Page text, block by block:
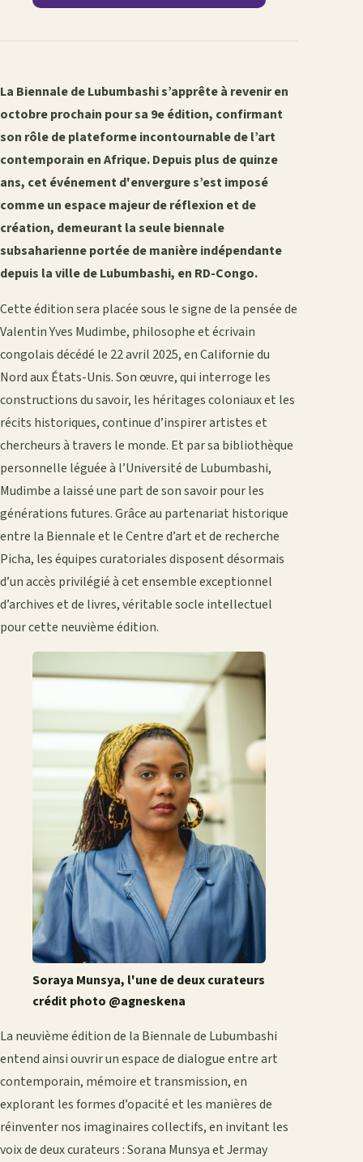
La Biennale de Lubumbashi s’apprête à revenir en
octobre prochain pour sa 9e édition, confirmant
son rôle de plateforme incontournable de l’art
contemporain en Afrique. Depuis plus de quinze
ans, cet événement d'envergure s’est imposé
comme un espace majeur de réflexion et de
création, demeurant la seule biennale
subsaharienne portée de manière indépendante
depuis la ville de Lubumbashi, en RD-Congo.
Cette édition sera placée sous le signe de la pensée de
Valentin Yves Mudimbe, philosophe et écrivain
congolais décédé le 22 avril 2025, en Californie du
Nord aux États-Unis. Son œuvre, qui interroge les
constructions du savoir, les héritages coloniaux et les
récits historiques, continue d’inspirer artistes et
chercheurs à travers le monde. Et par sa bibliothèque
personnelle léguée à l’Université de Lubumbashi,
Mudimbe a laissé une part de son savoir pour les
générations futures. Grâce au partenariat historique
entre la Biennale et le Centre d’art et de recherche
Picha, les équipes curatoriales disposent désormais
d’un accès privilégié à cet ensemble exceptionnel
d’archives et de livres, véritable socle intellectuel
pour cette neuvième édition.
Soraya Munsya, l'une de deux curateurs
crédit photo @agneskena
La neuvième édition de la Biennale de Lubumbashi
entend ainsi ouvrir un espace de dialogue entre art
contemporain, mémoire et transmission, en
explorant les formes d’opacité et les manières de
réinventer nos imaginaires collectifs, en invitant les
voix de deux curateurs : Sorana Munsya et Jermay